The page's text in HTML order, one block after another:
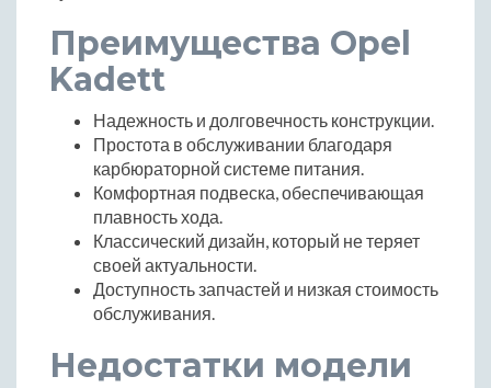
Преимущества Opel
Kadett
Надежность и долговечность конструкции.
Простота в обслуживании благодаря
карбюраторной системе питания.
Комфортная подвеска, обеспечивающая
плавность хода.
Классический дизайн, который не теряет
своей актуальности.
Доступность запчастей и низкая стоимость
обслуживания.
Недостатки модели